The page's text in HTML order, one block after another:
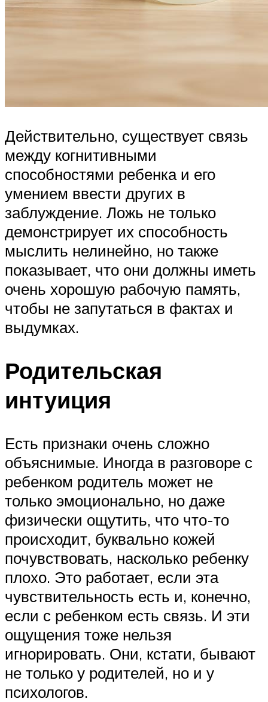
Действительно, существует связь
между когнитивными
способностями ребенка и его
умением ввести других в
заблуждение. Ложь не только
демонстрирует их способность
мыслить нелинейно, но также
показывает, что они должны иметь
очень хорошую рабочую память,
чтобы не запутаться в фактах и
выдумках.
Родительская
интуиция
Есть признаки очень сложно
объяснимые. Иногда в разговоре с
ребенком родитель может не
только эмоционально, но даже
физически ощутить, что что-то
происходит, буквально кожей
почувствовать, насколько ребенку
плохо. Это работает, если эта
чувствительность есть и, конечно,
если с ребенком есть связь. И эти
ощущения тоже нельзя
игнорировать. Они, кстати, бывают
не только у родителей, но и у
психологов.